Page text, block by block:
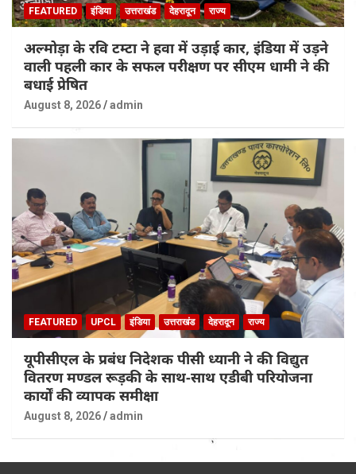
FEATURED इंडिया उत्तराखंड देहरादून राज्य
अल्मोड़ा के रवि टम्टा ने हवा में उड़ाई कार, इंडिया में उड़ने
वाली पहली कार के सफल परीक्षण पर सीएम धामी ने की
बधाई प्रेषित
August 8, 2026 admin
FEATURED UPCL इंडिया उत्तराखंड देहरादून राज्य
यूपीसीएल के प्रबंध निदेशक पीसी ध्यानी ने की विद्युत
वितरण मण्डल रूड़की के साथ-साथ एडीबी परियोजना
कार्यों की व्यापक समीक्षा
August 8, 2026 admin